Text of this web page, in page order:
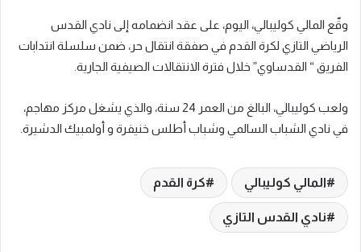
وقّع المالي كوليبالي، اليوم، على عقد انضمامه إلى نادي القدس
الرياضي التازي لكرة القدم في صفقة انتقال حر، ضمن سلسلة انتدابات
الفريق “ القدساوي” خلال فترة الانتقالات الصيفية الجارية.
ولعب كوليبالي، البالغ من العمر 24 سنة، والذي يشغل مركز مهاجم،
في نادي الشباب السالمي وشباب أطلس خنيفرة و أولمبيك الدشيرة.
المالي كوليبالي كرة القدم
نادي القدس التازي